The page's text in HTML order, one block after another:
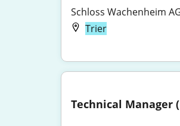
Schloss Wachenheim
Trier
Technical Manager